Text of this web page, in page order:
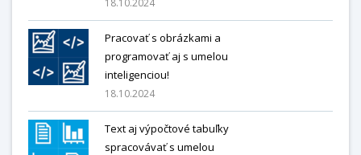
18.10.2024
Pracovať s obrázkami a
programovať aj s umelou
inteligenciou!
18.10.2024
Text aj výpočtové tabuľky
spracovávať s umelou